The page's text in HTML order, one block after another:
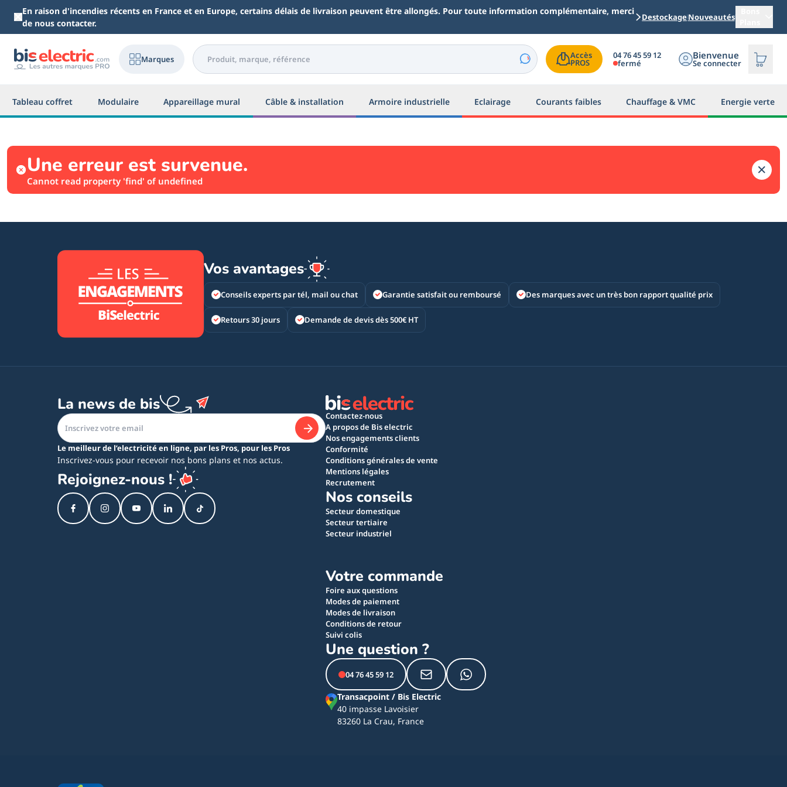
Aller au contenu principal
En raison d'incendies récents en France et en Europe, certains délais de livraison peuvent être allongés. Pour toute information complémentaire, merci
de nous contacter.
DestockageNouveautés
Marques Accès
PROS
04 76 45 59 12
fermé
Bienvenue
Se connecter
Tableau coffret Modulaire Appareillage mural Câble & installation Armoire industrielle Eclairage Courants faibles Chauffage & VMC Energie verte
Une erreur est survenue.
Cannot read property 'find' of undefined
Vos avantages
Conseils experts par tél, mail ou chat Garantie satisfait ou remboursé Des marques avec un très bon rapport qualité prix
Retours 30 jours Demande de devis dès 500€ HT
La news de bis
Le meilleur de l’electricité en ligne, par les Pros, pour les Pros
Inscrivez-vous pour recevoir nos bons plans et nos actus.
Rejoignez-nous !
Contactez-nous
A propos de Bis electric
Nos engagements clients
Conformité
Conditions générales de vente
Mentions légales
Recrutement
Nos conseils
Secteur domestique
Secteur tertiaire
Secteur industriel
Votre commande
Foire aux questions
Modes de paiement
Modes de livraison
Conditions de retour
Suivi colis
Une question ?
04 76 45 59 12
Transacpoint / Bis Electric
40 impasse Lavoisier
83260 La Crau, France